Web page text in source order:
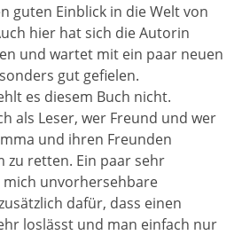
guten Einblick in die Welt von
hier hat sich die Autorin
und wartet mit ein paar neuen
gut gefielen.
es diesem Buch nicht.
als Leser, wer Freund und wer
und ihren Freunden
zu retten. Ein paar sehr
unvorhersehbare
dafür, dass einen
loslässt und man einfach nur